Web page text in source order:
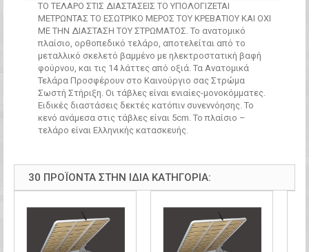
ΤΟ ΤΕΛΑΡΟ ΣΤΙΣ ΔΙΑΣΤΑΣΕΙΣ ΤΟ ΥΠΟΛΟΓΙΖΕΤΑΙ
ΜΕΤΡΩΝΤΑΣ ΤΟ ΕΣΩΤΡΙΚΟ ΜΕΡΟΣ ΤΟΥ ΚΡΕΒΑΤΙΟΥ ΚΑΙ ΟΧΙ
ΜΕ ΤΗΝ ΔΙΑΣΤΑΣΗ ΤΟΥ ΣΤΡΩΜΑΤΟΣ. Το ανατομικό
πλαίσιο, ορθοπεδικό τελάρο, αποτελείται από το
μεταλλικό σκελετό βαμμένο με ηλεκτροστατική βαφή
φούρνου, και τις 14 λάττες από οξιά. Τα Ανατομικά
Τελάρα Προσφέρουν στο Καινούργιο σας Στρώμα
Σωστή Στήριξη. Οι τάβλες είναι ενιαίες-μονοκόμματες.
Ειδικές διαστάσεις δεκτές κατόπιν συνεννόησης. Το
κενό ανάμεσα στις τάβλες είναι 5cm. Το πλαίσιο –
τελάρο είναι Ελληνικής κατασκευής.
30 ΠΡΟΪΌΝΤΑ ΣΤΗΝ ΊΔΙΑ ΚΑΤΗΓΟΡΊΑ: